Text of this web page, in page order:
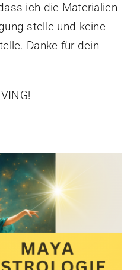
ich die Materialien
stelle und keine
Danke für dein